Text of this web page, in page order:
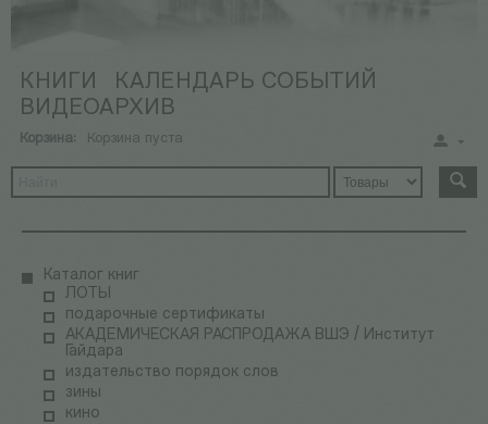
КНИГИ
КАЛЕНДАРЬ СОБЫТИЙ
ВИДЕОАРХИВ
Корзина: Корзина пуста
Каталог книг
ЛОТЫ
подарочные сертификаты
АКАДЕМИЧЕСКАЯ РАСПРОДАЖА ВШЭ / Институт
Гайдара
издательство порядок слов
зины
кино